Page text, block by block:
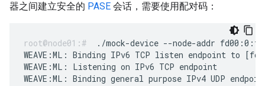
器之间建立安全的 PASE 会话，需要使用配对码：
./mock-device --node-addr
WEAVE:ML: Binding IPv6 TCP listen endpoint to
WEAVE:ML: Listening on IPv6 TCP endpoint
WEAVE:ML: Binding general purpose IPv4 UDP